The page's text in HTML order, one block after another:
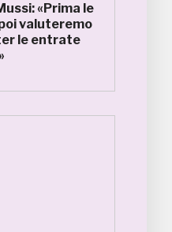
«Prima le
valuteremo
le entrate